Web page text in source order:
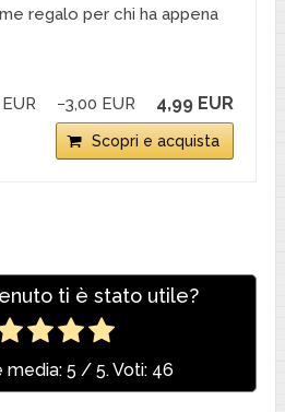
regalo per chi ha appena
−3,00 EUR 4,99 EUR
Scopri e acquista
ti è stato utile?
media: 5 / 5. Voti: 46